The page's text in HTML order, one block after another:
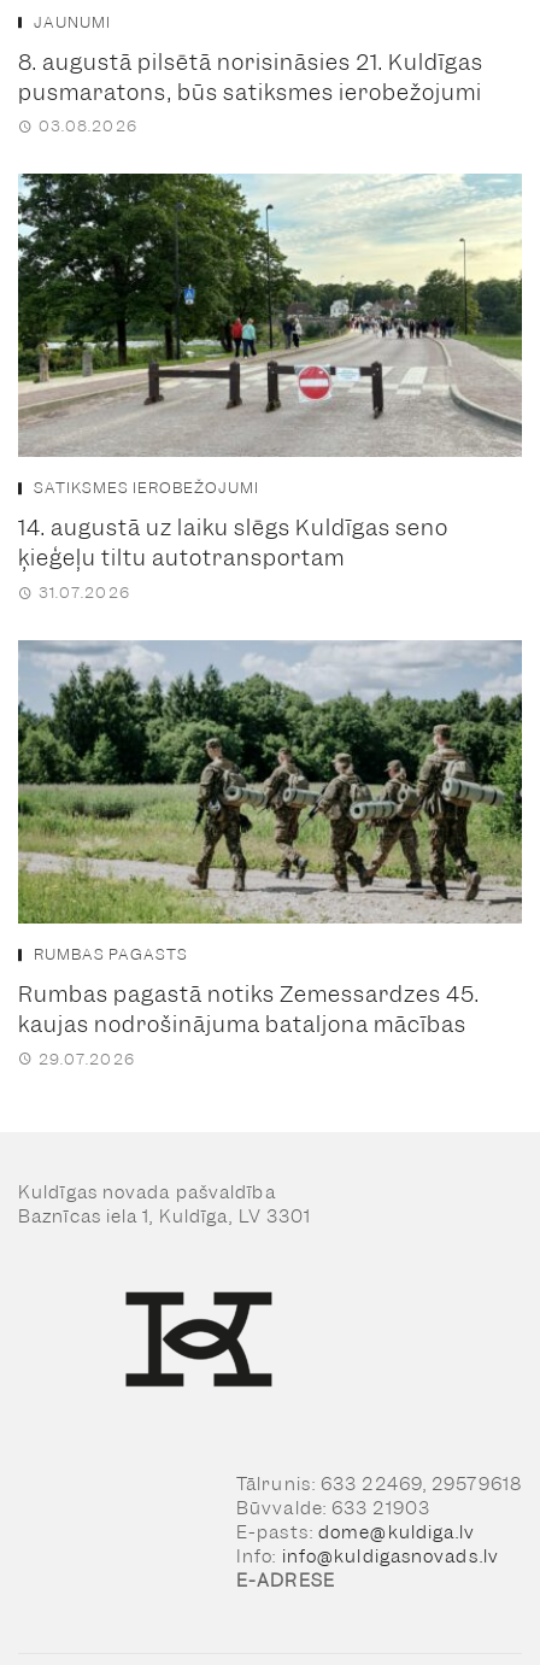
JAUNUMI
8. augustā pilsētā norisināsies 21. Kuldīgas
pusmaratons, būs satiksmes ierobežojumi
03.08.2026
SATIKSMES IEROBEŽOJUMI
14. augustā uz laiku slēgs Kuldīgas seno
ķieģeļu tiltu autotransportam
31.07.2026
RUMBAS PAGASTS
Rumbas pagastā notiks Zemessardzes 45.
kaujas nodrošinājuma bataljona mācības
29.07.2026
Kuldīgas novada pašvaldība
Baznīcas iela 1, Kuldīga, LV 3301
Tālrunis: 633 22469, 29579618
Būvvalde: 633 21903
E-pasts: dome@kuldiga.lv
Info: info@kuldigasnovads.lv
E-ADRESE